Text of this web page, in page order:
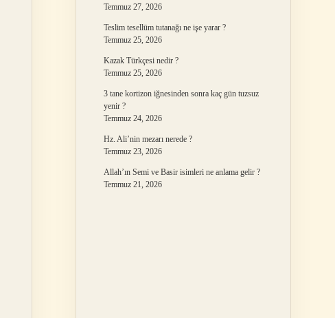
Temmuz 27, 2026
Teslim tesellüm tutanağı ne işe yarar ?
Temmuz 25, 2026
Kazak Türkçesi nedir ?
Temmuz 25, 2026
3 tane kortizon iğnesinden sonra kaç gün tuzsuz
yenir ?
Temmuz 24, 2026
Hz. Ali’nin mezarı nerede ?
Temmuz 23, 2026
Allah’ın Semi ve Basir isimleri ne anlama gelir ?
Temmuz 21, 2026